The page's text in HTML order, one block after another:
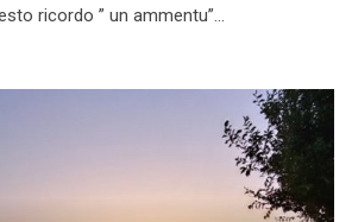
ricordo ” un ammentu”…